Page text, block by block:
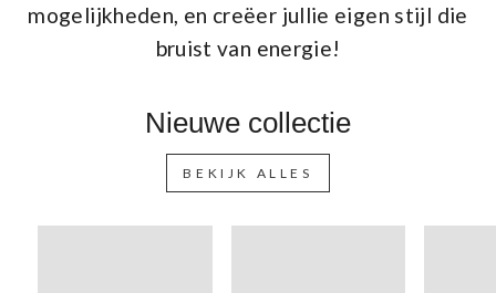
mogelijkheden, en creëer jullie eigen stijl die
bruist van energie!
Nieuwe collectie
BEKIJK ALLES